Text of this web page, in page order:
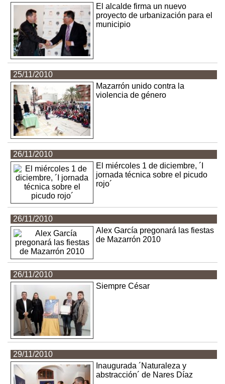
El alcalde firma un nuevo
proyecto de urbanización para el
municipio
25/11/2010
Mazarrón unido contra la
violencia de género
26/11/2010
El miércoles 1 de diciembre, ´I
jornada técnica sobre el picudo
rojo´
26/11/2010
Alex García pregonará las fiestas
de Mazarrón 2010
26/11/2010
Siempre César
29/11/2010
Inaugurada ´Naturaleza y
abstracción´ de Nares Díaz